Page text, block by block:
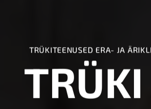
TRÜKITEENUSED ERA- JA
TRÜKI